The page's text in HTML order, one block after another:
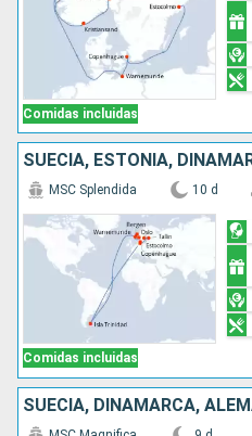
Comidas incluidas
Comidas incluidas
MSC Splendida 10 d